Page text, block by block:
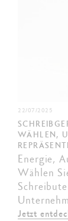
22/07/2025
WÄHLEN,
Energie,
Wählen
Jetzt